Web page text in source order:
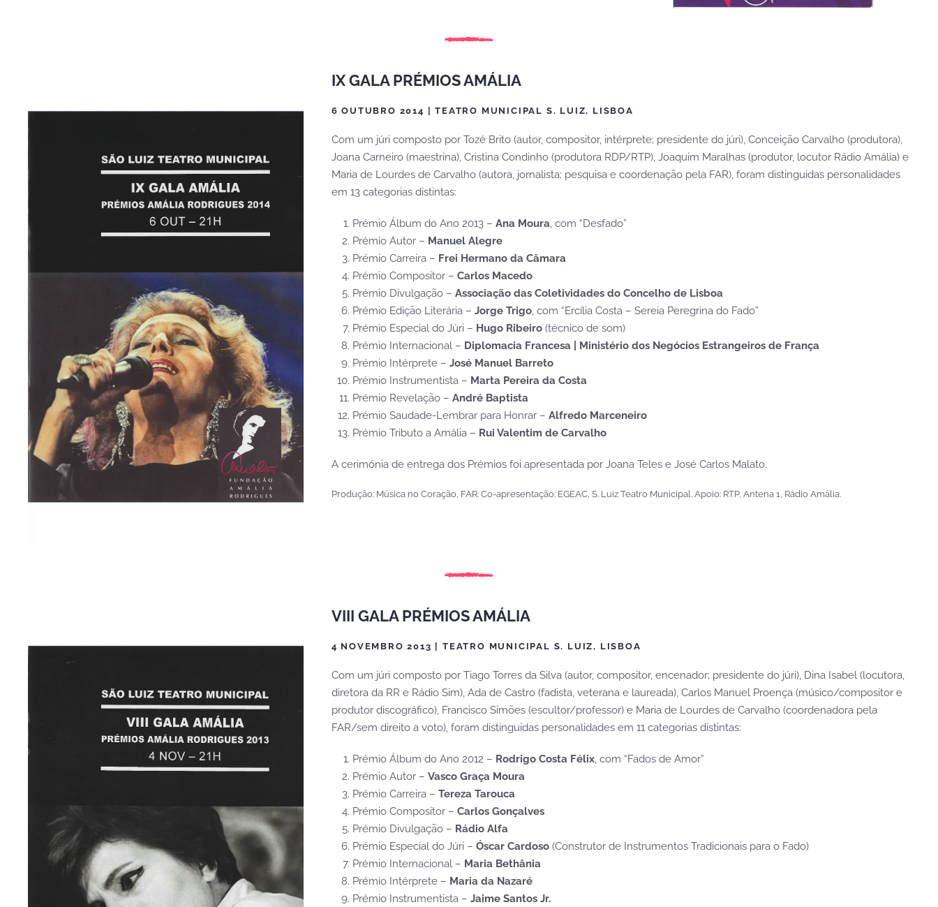
IX GALA PRÉMIOS AMÁLIA
6 OUTUBRO 2014 | TEATRO MUNICIPAL S. LUIZ, LISBOA
Com um júri composto por Tozé Brito (autor, compositor, intérprete; presidente do júri), Conceição Carvalho (produtora),
Joana Carneiro (maestrina), Cristina Condinho (produtora RDP/RTP), Joaquim Maralhas (produtor, locutor Rádio Amália) e
Maria de Lourdes de Carvalho (autora, jornalista; pesquisa e coordenação pela FAR), foram distinguidas personalidades
em 13 categorias distintas:
Prémio Álbum do Ano 2013 – Ana Moura, com “Desfado”
Prémio Autor – Manuel Alegre
Prémio Carreira – Frei Hermano da Câmara
Prémio Compositor – Carlos Macedo
Prémio Divulgação – Associação das Coletividades do Concelho de Lisboa
Prémio Edição Literária – Jorge Trigo, com “Ercília Costa – Sereia Peregrina do Fado”
Prémio Especial do Júri – Hugo Ribeiro(técnico de som)
Prémio Internacional – Diplomacia Francesa | Ministério dos Negócios Estrangeiros de França
Prémio Intérprete – José Manuel Barreto
Prémio Instrumentista – Marta Pereira da Costa
Prémio Revelação – André Baptista
Prémio Saudade-Lembrar para Honrar – Alfredo Marceneiro
Prémio Tributo a Amália – Rui Valentim de Carvalho
A cerimónia de entrega dos Prémios foi apresentada por Joana Teles e José Carlos Malato.
Produção: Música no Coração, FAR. Co-apresentação: EGEAC, S. Luiz Teatro Municipal. Apoio: RTP, Antena 1, Rádio Amália.
VIII GALA PRÉMIOS AMÁLIA
4 NOVEMBRO 2013 | TEATRO MUNICIPAL S. LUIZ, LISBOA
Com um júri composto por Tiago Torres da Silva (autor, compositor, encenador; presidente do júri), Dina Isabel (locutora,
diretora da RR e Rádio Sim), Ada de Castro (fadista, veterana e laureada), Carlos Manuel Proença (músico/compositor e
produtor discográfico), Francisco Simões (escultor/professor) e Maria de Lourdes de Carvalho (coordenadora pela
FAR/sem direito a voto), foram distinguidas personalidades em 11 categorias distintas:
Prémio Álbum do Ano 2012 – Rodrigo Costa Félix, com “Fados de Amor”
Prémio Autor – Vasco Graça Moura
Prémio Carreira – Tereza Tarouca
Prémio Compositor – Carlos Gonçalves
Prémio Divulgação – Rádio Alfa
Prémio Especial do Júri – Óscar Cardoso(Construtor de Instrumentos Tradicionais para o Fado)
Prémio Internacional – Maria Bethânia
Prémio Intérprete – Maria da Nazaré
Prémio Instrumentista – Jaime Santos Jr.